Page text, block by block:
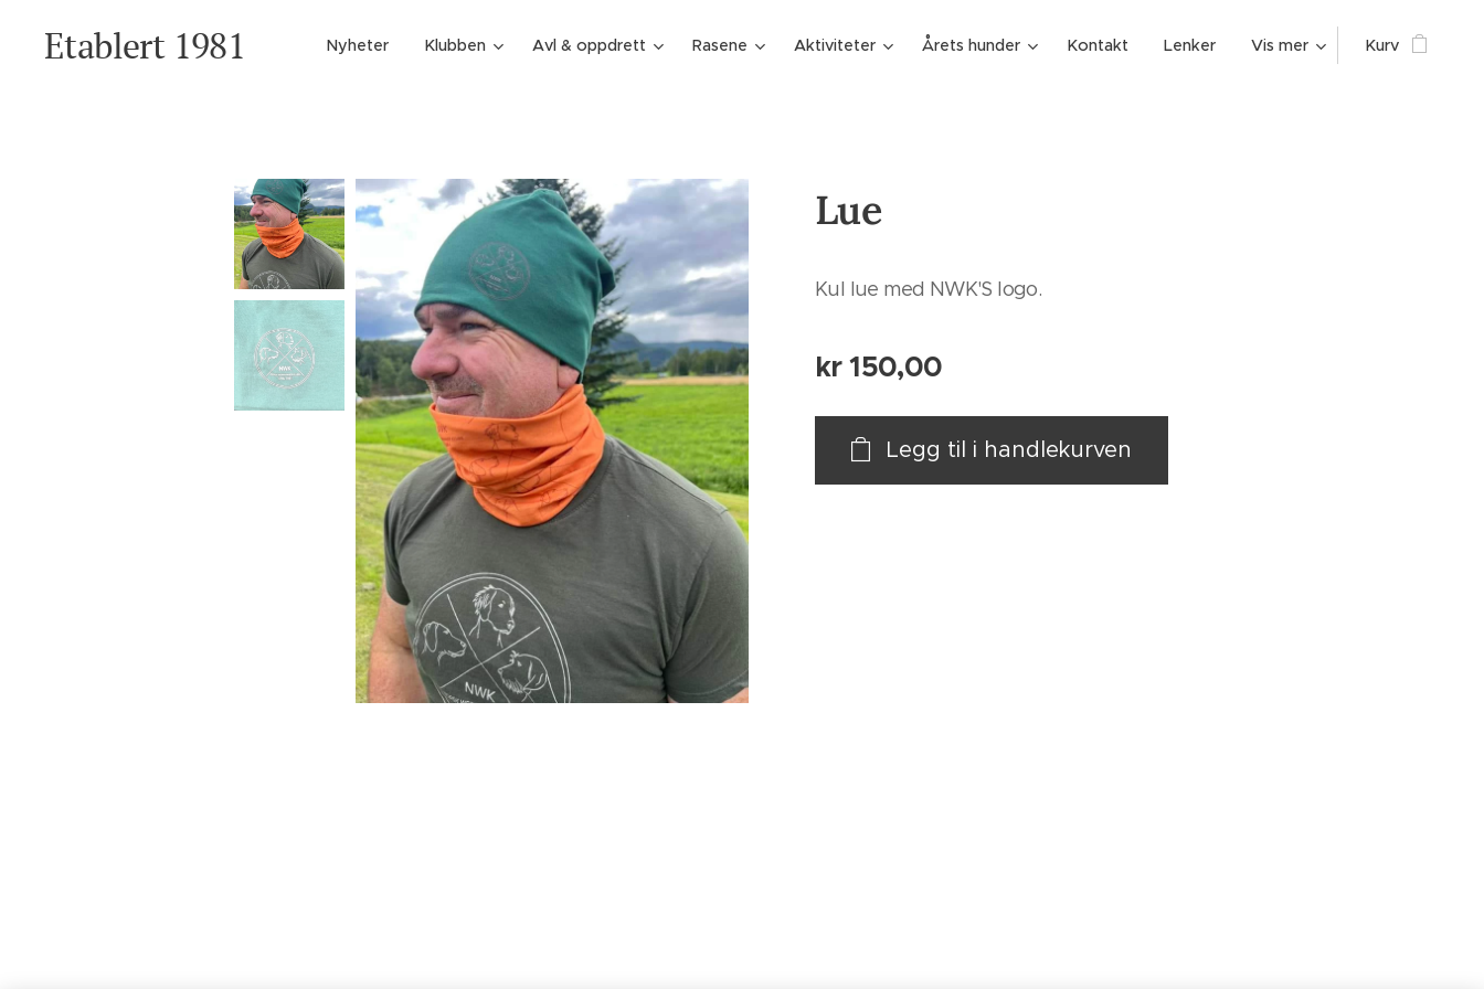
Etablert 1981 Nyheter Klubben Avl & oppdrett Rasene Aktiviteter Årets hunder Kontakt Lenker Vis mer Kurv
Lue
Kul lue med NWK'S logo.
kr150,00
Legg til i handlekurven